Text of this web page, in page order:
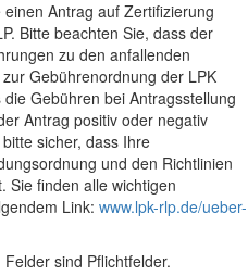
Antrag auf Zertifizierung
Bitte beachten Sie, dass der
zu den anfallenden
Gebührenordnung der LPK
Gebühren bei Antragsstellung
Antrag positiv oder negativ
sicher, dass Ihre
und den Richtlinien
Sie finden alle wichtigen
Link: www.lpk-rlp.de/ueber-
sind Pflichtfelder.